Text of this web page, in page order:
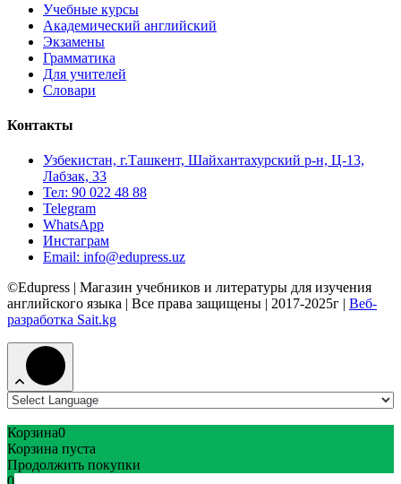
Учебные курсы
Академический английский
Экзамены
Грамматика
Для учителей
Словари
Контакты
Узбекистан, г.Ташкент, Шайхантахурский р-н, Ц-13,
Лабзак, 33
Тел: 90 022 48 88
Telegram
WhatsApp
Инстаграм
Email: info@edupress.uz
©Edupress | Магазин учебников и литературы для изучения
английского языка | Все права защищены | 2017-2025г | Веб-
разработка Sait.kg
Корзина0
Корзина пуста
Продолжить покупки